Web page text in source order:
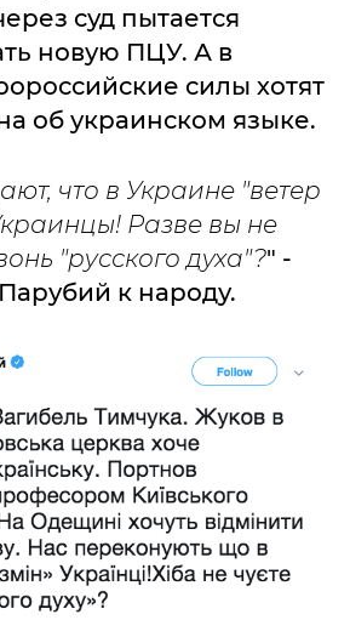
суд пытается
новую ПЦУ. А в
силы хотят
об украинском языке.
что в Украине "ветер
Разве вы не
"русского духа"?" -
к народу.